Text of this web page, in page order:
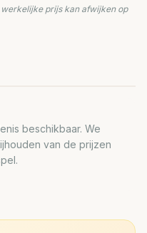
prijs kan afwijken op
beschikbaar. We
van de prijzen